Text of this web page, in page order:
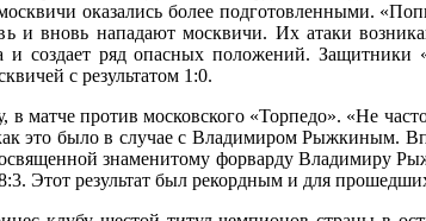
оказались более подготовленными.
и вновь нападают москвичи. Их атаки
создает ряд опасных положений.
с результатом 1:0.
матче против московского «Торпедо». «Не
это было в случае с Владимиром Рыжкиным.
знаменитому форварду Владимиру
Этот результат был рекордным и для